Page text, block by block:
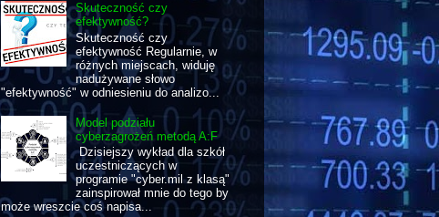
Skuteczność czy
efektywność?
Skuteczność czy
efektywność Regularnie, w
różnych miejscach, widuję
nadużywane słowo
"efektywność" w odniesieniu do analizo...
Model podziału
cyberzagrożeń metodą A:F
Dzisiejszy wykład dla szkół
uczestniczących w
programie "cyber.mil z klasą"
zainspirował mnie do tego by
może wreszcie coś napisa...